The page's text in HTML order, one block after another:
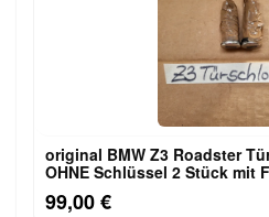
original BMW Z3 Roadster
OHNE Schlüssel 2 Stück mit
99,00 €